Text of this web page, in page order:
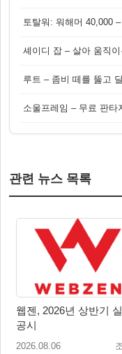
소울프레임 – 무료 판타
관련 뉴스 목록
웹젠, 2026년 상반기
공시
2026.08.06